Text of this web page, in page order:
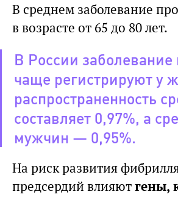
В среднем заболевание
в возрасте от 65 до 80 лет.
В России заболевание
чаще регистрируют у
распространенность
составляет 0,97%, а
мужчин — 0,95%.
На риск развития
предсердий влияютгены,